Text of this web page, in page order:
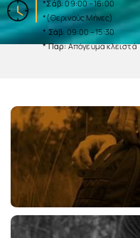
*Σάβ:09:00 – 16:00
*(Θερινούς Μήνες)
* Σάβ: 09:00 – 15:30
* Παρ:Απόγευμα κλειστά
Tab ID - 30
Tab ID - 31